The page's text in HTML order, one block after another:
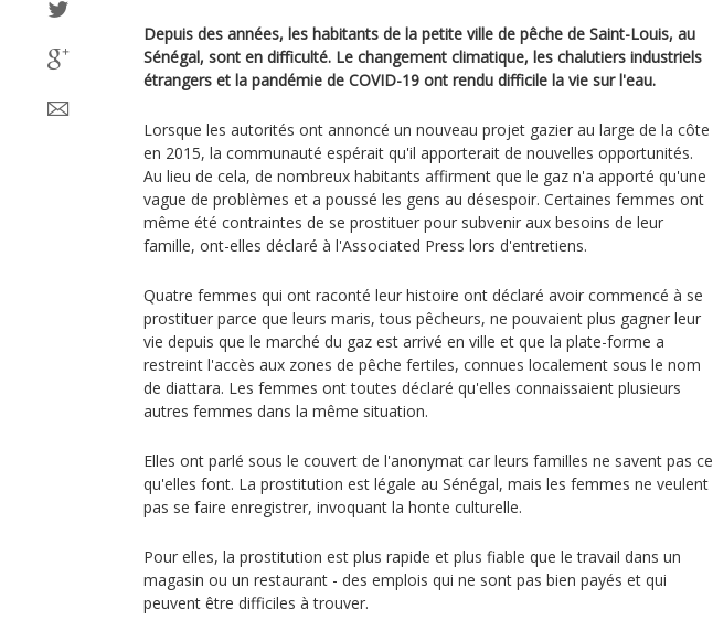
Depuis des années, les habitants de la petite ville de pêche de Saint-Louis, au
Sénégal, sont en difficulté. Le changement climatique, les chalutiers industriels
étrangers et la pandémie de COVID-19 ont rendu difficile la vie sur l'eau.
Lorsque les autorités ont annoncé un nouveau projet gazier au large de la côte
en 2015, la communauté espérait qu'il apporterait de nouvelles opportunités.
Au lieu de cela, de nombreux habitants affirment que le gaz n'a apporté qu'une
vague de problèmes et a poussé les gens au désespoir. Certaines femmes ont
même été contraintes de se prostituer pour subvenir aux besoins de leur
famille, ont-elles déclaré à l'Associated Press lors d'entretiens.
Quatre femmes qui ont raconté leur histoire ont déclaré avoir commencé à se
prostituer parce que leurs maris, tous pêcheurs, ne pouvaient plus gagner leur
vie depuis que le marché du gaz est arrivé en ville et que la plate-forme a
restreint l'accès aux zones de pêche fertiles, connues localement sous le nom
de diattara. Les femmes ont toutes déclaré qu'elles connaissaient plusieurs
autres femmes dans la même situation.
Elles ont parlé sous le couvert de l'anonymat car leurs familles ne savent pas ce
qu'elles font. La prostitution est légale au Sénégal, mais les femmes ne veulent
pas se faire enregistrer, invoquant la honte culturelle.
Pour elles, la prostitution est plus rapide et plus fiable que le travail dans un
magasin ou un restaurant - des emplois qui ne sont pas bien payés et qui
peuvent être difficiles à trouver.